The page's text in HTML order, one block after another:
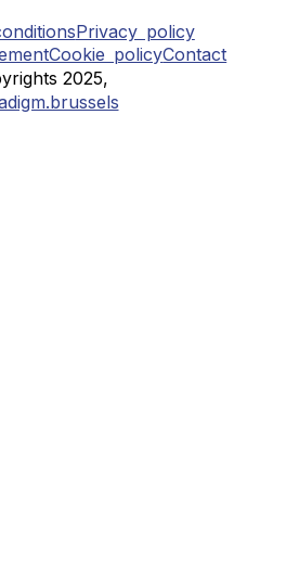
Privacy policy
Cookie policyContact
2025,